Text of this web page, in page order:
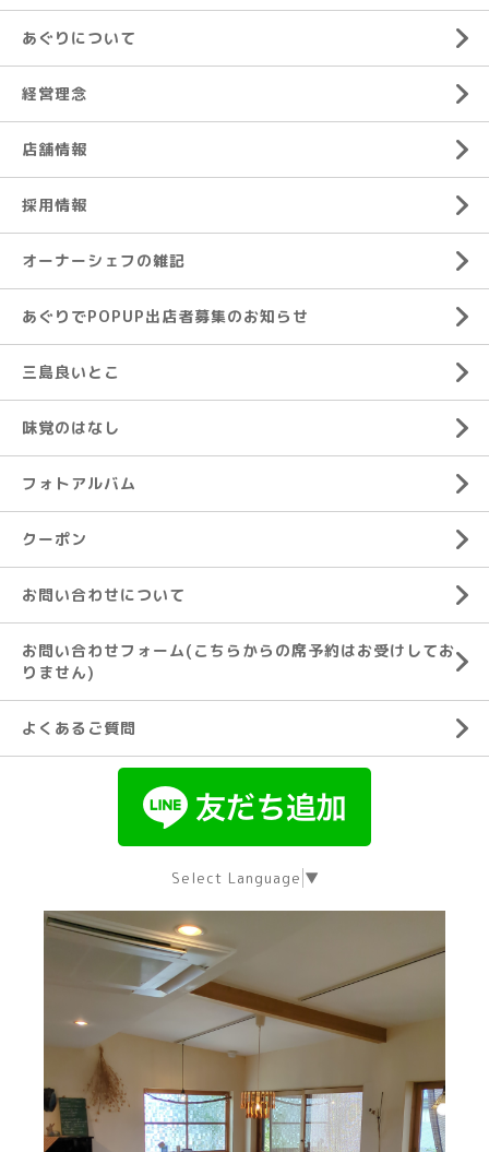
あぐりについて
経営理念
店舗情報
採用情報
オーナーシェフの雑記
あぐりでPOPUP出店者募集のお知らせ
三島良いとこ
味覚のはなし
フォトアルバム
クーポン
お問い合わせについて
お問い合わせフォーム(こちらからの席予約はお受けしてお
りません)
よくあるご質問
Select Language ▼